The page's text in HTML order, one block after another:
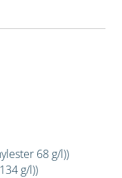
68 g/l))
g/l))